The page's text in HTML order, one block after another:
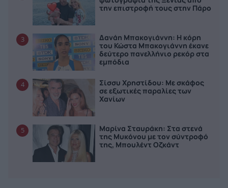
την επιστροφή τους στην Πάρο
3
Δανάη Μπακογιάννη: Η κόρη
του Κώστα Μπακογιάννη έκανε
δεύτερο πανελλήνιο ρεκόρ στα
εμπόδια
4
Σίσσυ Χρηστίδου: Με σκάφος
σε εξωτικές παραλίες των
Χανίων
5
Μαρίνα Σταυράκη: Στα στενά
της Μυκόνου με τον σύντροφό
της, Μπουλέντ Οζκάντ